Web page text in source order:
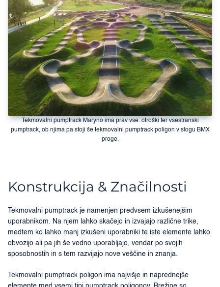
Tekmovalni pumptrack Maryno ima prav vse: otroški ter vsestranski
pumptrack, ob njima pa stoji še tekmovalni pumptrack poligon v slogu BMX
proge.
Konstrukcija & Značilnosti
Tekmovalni pumptrack je namenjen predvsem izkušenejšim
uporabnikom. Na njem lahko skačejo in izvajajo različne trike,
medtem ko lahko manj izkušeni uporabniki te iste elemente lahko
obvozijo ali pa jih še vedno uporabljajo, vendar po svojih
sposobnostih in s tem razvijajo nove veščine in znanja.
Tekmovalni pumptrack poligon ima najvišje in naprednejše